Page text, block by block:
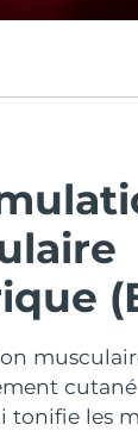
tonifie les